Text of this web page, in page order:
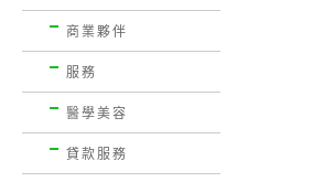
商業夥伴
服務
醫學美容
貸款服務